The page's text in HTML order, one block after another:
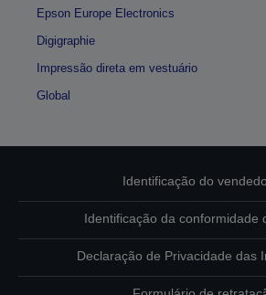
Epson Europe Electronics
Digigraphie
Impressão direta em vestuário
Global
Identificação do
Identificação da conformidade
Declaração de Privacidade das